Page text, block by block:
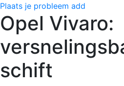
Plaats je probleem add
Opel Vivaro:
schift